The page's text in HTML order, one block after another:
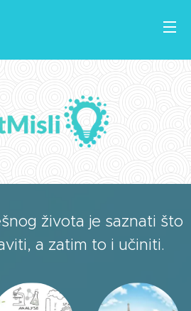
života je saznati što
a zatim to i učiniti.